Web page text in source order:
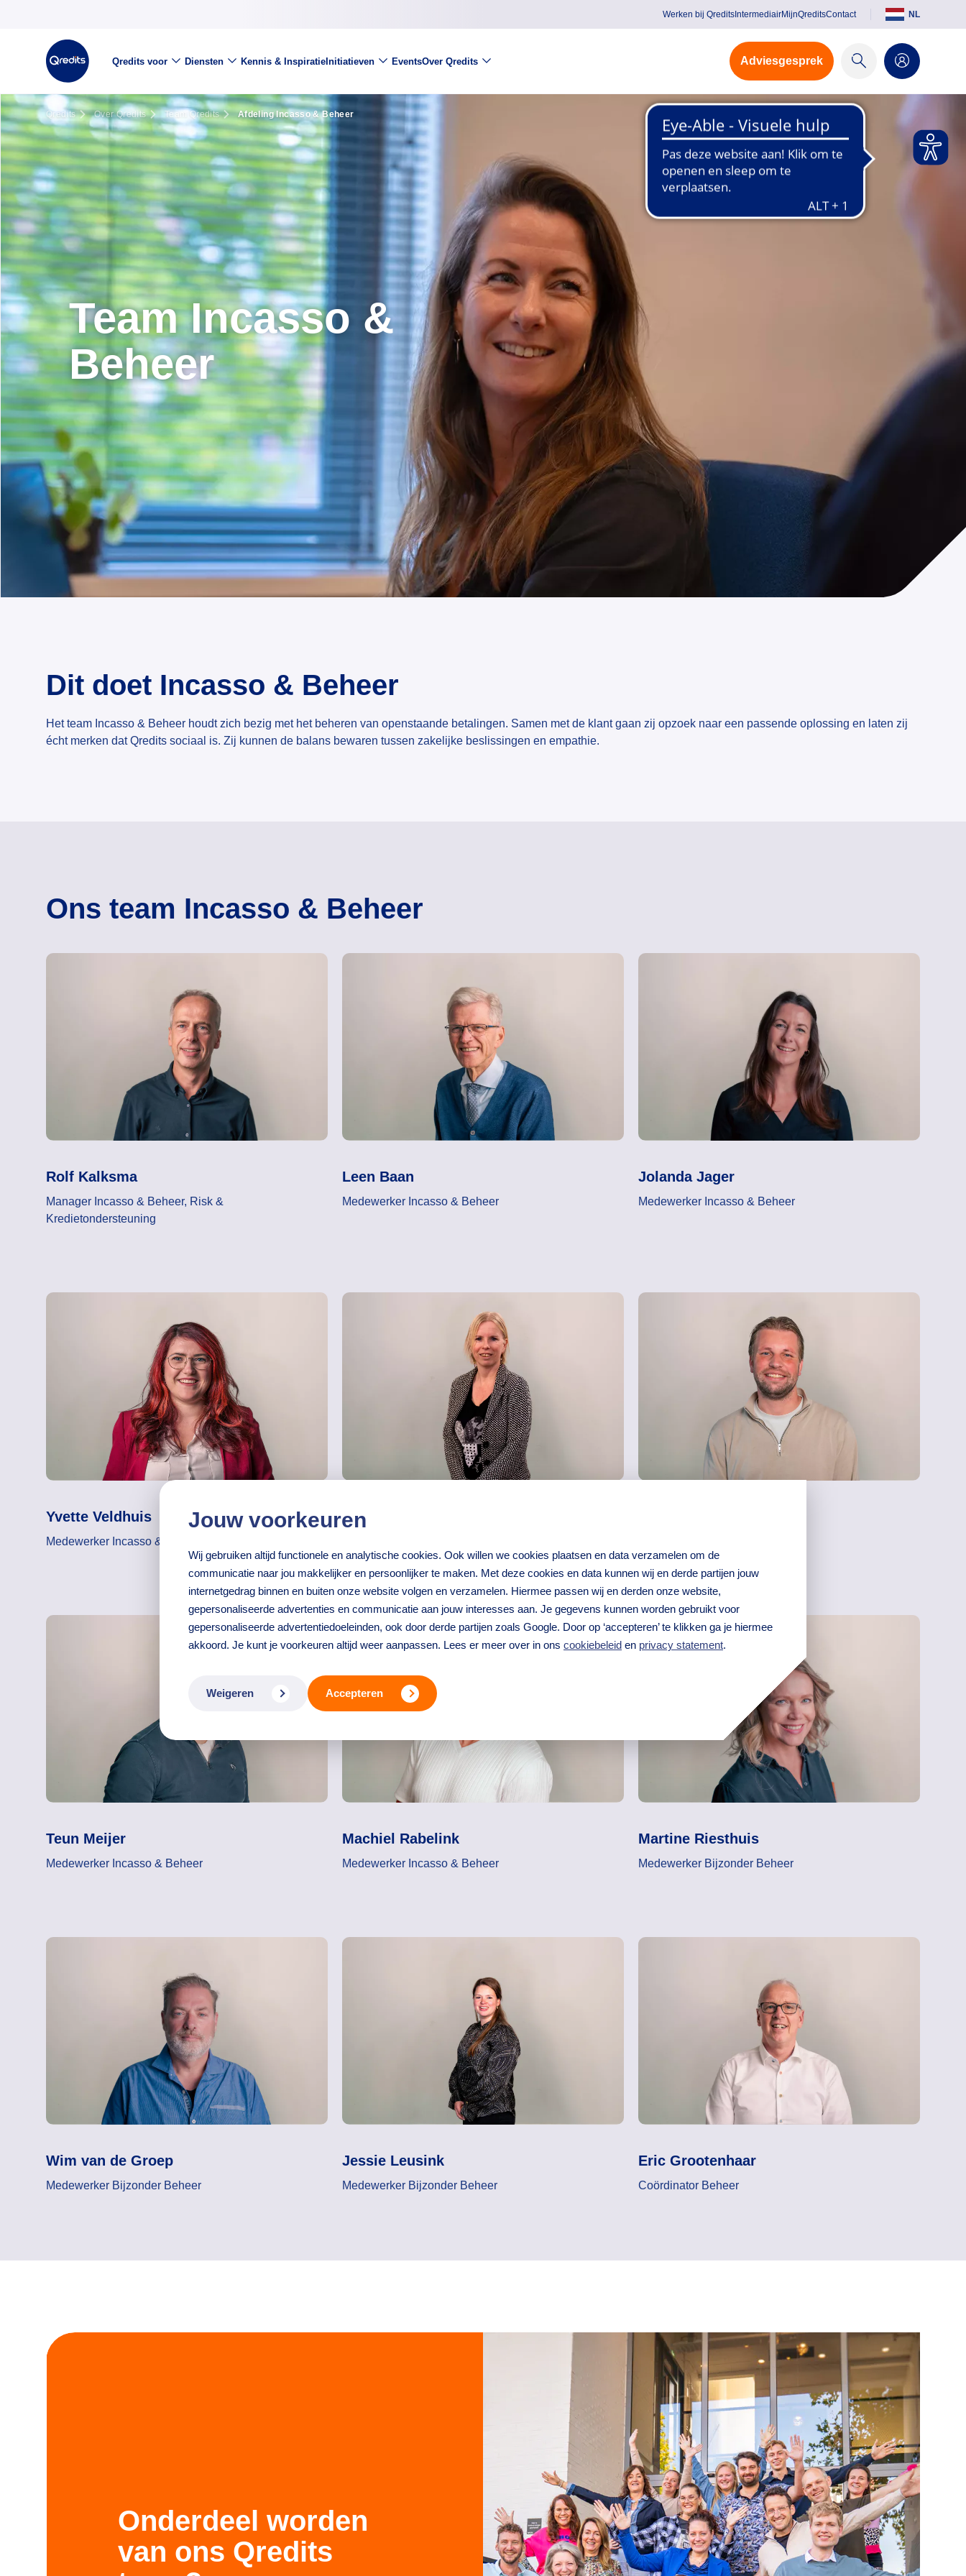
Jouw voorkeuren
Wij gebruiken altijd functionele en analytische cookies. Ook willen we cookies plaatsen en data verzamelen om de
communicatie naar jou makkelijker en persoonlijker te maken. Met deze cookies en data kunnen wij en derde partijen jouw
internetgedrag binnen en buiten onze website volgen en verzamelen. Hiermee passen wij en derden onze website,
gepersonaliseerde advertenties en communicatie aan jouw interesses aan. Je gegevens kunnen worden gebruikt voor
gepersonaliseerde advertentiedoeleinden, ook door derde partijen zoals Google. Door op ‘accepteren’ te klikken ga je hiermee
akkoord. Je kunt je voorkeuren altijd weer aanpassen. Lees er meer over in ons cookiebeleid en privacy statement.
Weigeren Accepteren
Werken bij Qredits IntermediairMijnQreditsContact NL
Qredits voor Diensten Kennis & InspiratieInitiatieven EventsOver Qredits Adviesgesprek
Qredits Over Qredits Team Qredits Afdeling Incasso & Beheer
Team Incasso &
Beheer
Dit doet Incasso & Beheer
Het team Incasso & Beheer houdt zich bezig met het beheren van openstaande betalingen. Samen met de klant gaan zij opzoek naar een passende oplossing en laten zij
écht merken dat Qredits sociaal is. Zij kunnen de balans bewaren tussen zakelijke beslissingen en empathie.
Ons team Incasso & Beheer
Rolf Kalksma
Manager Incasso & Beheer, Risk &
Kredietondersteuning
Leen Baan
Medewerker Incasso & Beheer
Jolanda Jager
Medewerker Incasso & Beheer
Yvette Veldhuis
Medewerker Incasso & Beheer
Gerda Lijzenga
Teun Meijer
Medewerker Incasso & Beheer
Machiel Rabelink
Medewerker Incasso & Beheer
Martine Riesthuis
Medewerker Bijzonder Beheer
Wim van de Groep
Medewerker Bijzonder Beheer
Jessie Leusink
Medewerker Bijzonder Beheer
Eric Grootenhaar
Coördinator Beheer
Onderdeel worden
van ons Qredits